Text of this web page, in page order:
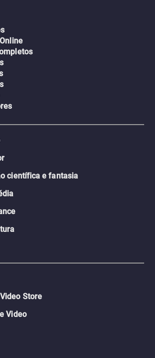
científica e fantasia
Store
Video